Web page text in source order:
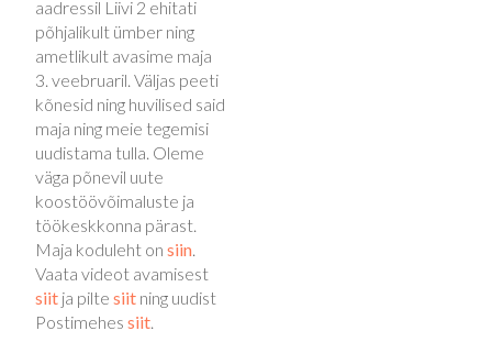
aadressil Liivi 2 ehitati
põhjalikult ümber ning
ametlikult avasime maja
3. veebruaril. Väljas peeti
kõnesid ning huvilised said
maja ning meie tegemisi
uudistama tulla. Oleme
väga põnevil uute
koostöövõimaluste ja
töökeskkonna pärast.
Maja koduleht on siin.
Vaata videot avamisest
siitja pilte siitning uudist
Postimehes siit.